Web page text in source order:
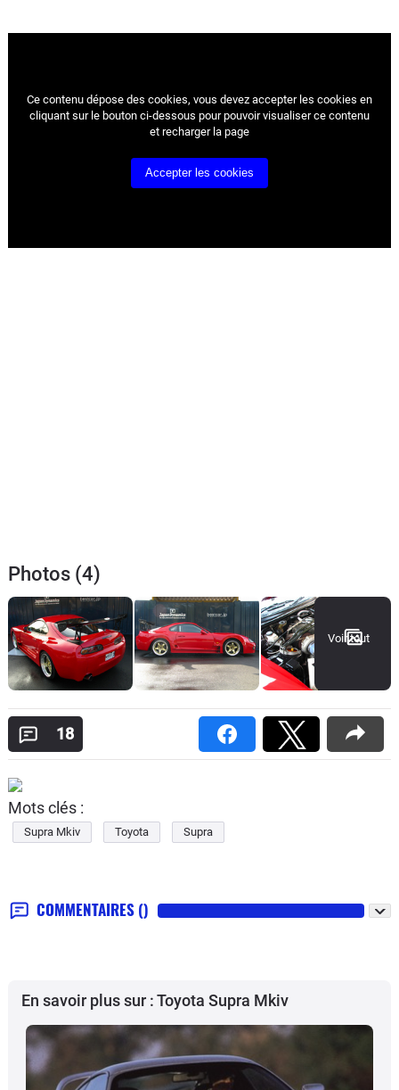
Ce contenu dépose des cookies, vous devez accepter les cookies en
cliquant sur le bouton ci-dessous pour pouvoir visualiser ce contenu
et recharger la page
Accepter les cookies
Photos (4)
Voir tout
18
Mots clés :
Supra Mkiv Toyota Supra
COMMENTAIRES ()
En savoir plus sur : Toyota Supra Mkiv